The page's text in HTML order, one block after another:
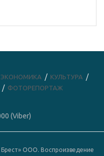
ЭКОНОМИКА
КУЛЬТУРА
ФОТОРЕПОРТАЖ
(Viber)
ООО. Воспроизведение